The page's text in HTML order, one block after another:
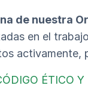
de nuestra
en el
activamente,
ÉTICO